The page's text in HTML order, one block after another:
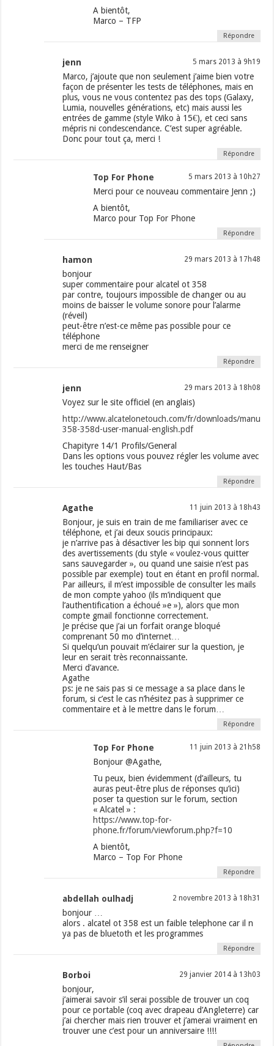
A bientôt,
Marco – TFP
Répondre
jenn 5 mars 2013 à 9h19
Marco, j’ajoute que non seulement j’aime bien votre
façon de présenter les tests de téléphones, mais en
plus, vous ne vous contentez pas des tops (Galaxy,
Lumia, nouvelles générations, etc) mais aussi les
entrées de gamme (style Wiko à 15€), et ceci sans
mépris ni condescendance. C’est super agréable.
Donc pour tout ça, merci !
Répondre
Top For Phone 5 mars 2013 à 10h27
Merci pour ce nouveau commentaire Jenn ;)
A bientôt,
Marco pour Top For Phone
Répondre
hamon 29 mars 2013 à 17h48
bonjour
super commentaire pour alcatel ot 358
par contre, toujours impossible de changer ou au
moins de baisser le volume sonore pour l’alarme
(réveil)
peut-être n’est-ce même pas possible pour ce
téléphone
merci de me renseigner
Répondre
jenn 29 mars 2013 à 18h08
Voyez sur le site officiel (en anglais)
http://www.alcatelonetouch.com/fr/downloads/manual/
358-358d-user-manual-english.pdf
Chapityre 14/1 Profils/General
Dans les options vous pouvez régler les volume avec
les touches Haut/Bas
Répondre
Agathe 11 juin 2013 à 18h43
Bonjour, je suis en train de me familiariser avec ce
téléphone, et j’ai deux soucis principaux:
je n’arrive pas à désactiver les bip qui sonnent lors
des avertissements (du style « voulez-vous quitter
sans sauvegarder », ou quand une saisie n’est pas
possible par exemple) tout en étant en profil normal.
Par ailleurs, il m’est impossible de consulter les mails
de mon compte yahoo (ils m’indiquent que
l’authentification a échoué »e »), alors que mon
compte gmail fonctionne correctement.
Je précise que j’ai un forfait orange bloqué
comprenant 50 mo d’internet…
Si quelqu’un pouvait m’éclairer sur la question, je
leur en serait très reconnaissante.
Merci d’avance.
Agathe
ps: je ne sais pas si ce message a sa place dans le
forum, si c’est le cas n’hésitez pas à supprimer ce
commentaire et à le mettre dans le forum…
Répondre
Top For Phone 11 juin 2013 à 21h58
Bonjour @Agathe,
Tu peux, bien évidemment (d’ailleurs, tu
auras peut-être plus de réponses qu’ici)
poser ta question sur le forum, section
« Alcatel » :
https://www.top-for-
phone.fr/forum/viewforum.php?f=10
A bientôt,
Marco – Top For Phone
Répondre
abdellah oulhadj 2 novembre 2013 à 18h31
bonjour …
alors . alcatel ot 358 est un faible telephone car il n
ya pas de bluetoth et les programmes
Répondre
Borboi 29 janvier 2014 à 13h03
bonjour,
j’aimerai savoir s’il serai possible de trouver un coq
pour ce portable (coq avec drapeau d’Angleterre) car
j’ai chercher mais rien trouver et j’amerai vraiment en
trouver une c’est pour un anniversaire !!!!